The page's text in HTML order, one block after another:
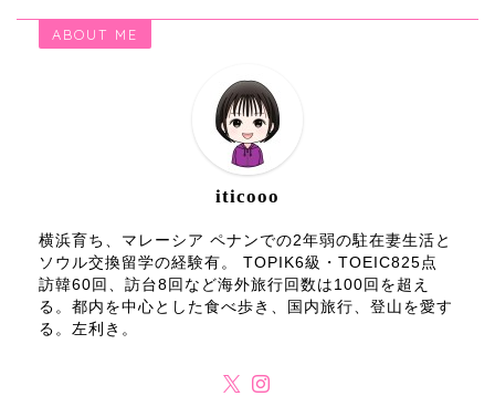
ABOUT ME
iticooo
横浜育ち、マレーシア ペナンでの2年弱の駐在妻生活と
ソウル交換留学の経験有。 TOPIK6級・TOEIC825点
訪韓60回、訪台8回など海外旅行回数は100回を超え
る。都内を中心とした食べ歩き、国内旅行、登山を愛す
る。左利き。